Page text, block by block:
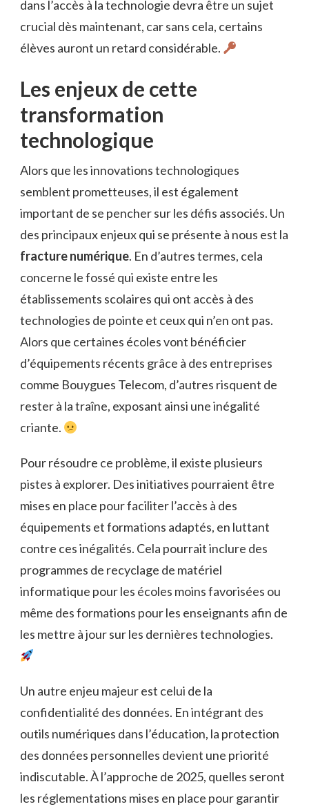
dans l’accès à la technologie devra être un sujet
crucial dès maintenant, car sans cela, certains
élèves auront un retard considérable.
Les enjeux de cette
transformation
technologique
Alors que les innovations technologiques
semblent prometteuses, il est également
important de se pencher sur les défis associés. Un
des principaux enjeux qui se présente à nous est la
fracture numérique. En d’autres termes, cela
concerne le fossé qui existe entre les
établissements scolaires qui ont accès à des
technologies de pointe et ceux qui n’en ont pas.
Alors que certaines écoles vont bénéficier
d’équipements récents grâce à des entreprises
comme Bouygues Telecom, d’autres risquent de
rester à la traîne, exposant ainsi une inégalité
criante.
Pour résoudre ce problème, il existe plusieurs
pistes à explorer. Des initiatives pourraient être
mises en place pour faciliter l’accès à des
équipements et formations adaptés, en luttant
contre ces inégalités. Cela pourrait inclure des
programmes de recyclage de matériel
informatique pour les écoles moins favorisées ou
même des formations pour les enseignants afin de
les mettre à jour sur les dernières technologies.
Un autre enjeu majeur est celui de la
confidentialité des données. En intégrant des
outils numériques dans l’éducation, la protection
des données personnelles devient une priorité
indiscutable. À l’approche de 2025, quelles seront
les réglementations mises en place pour garantir